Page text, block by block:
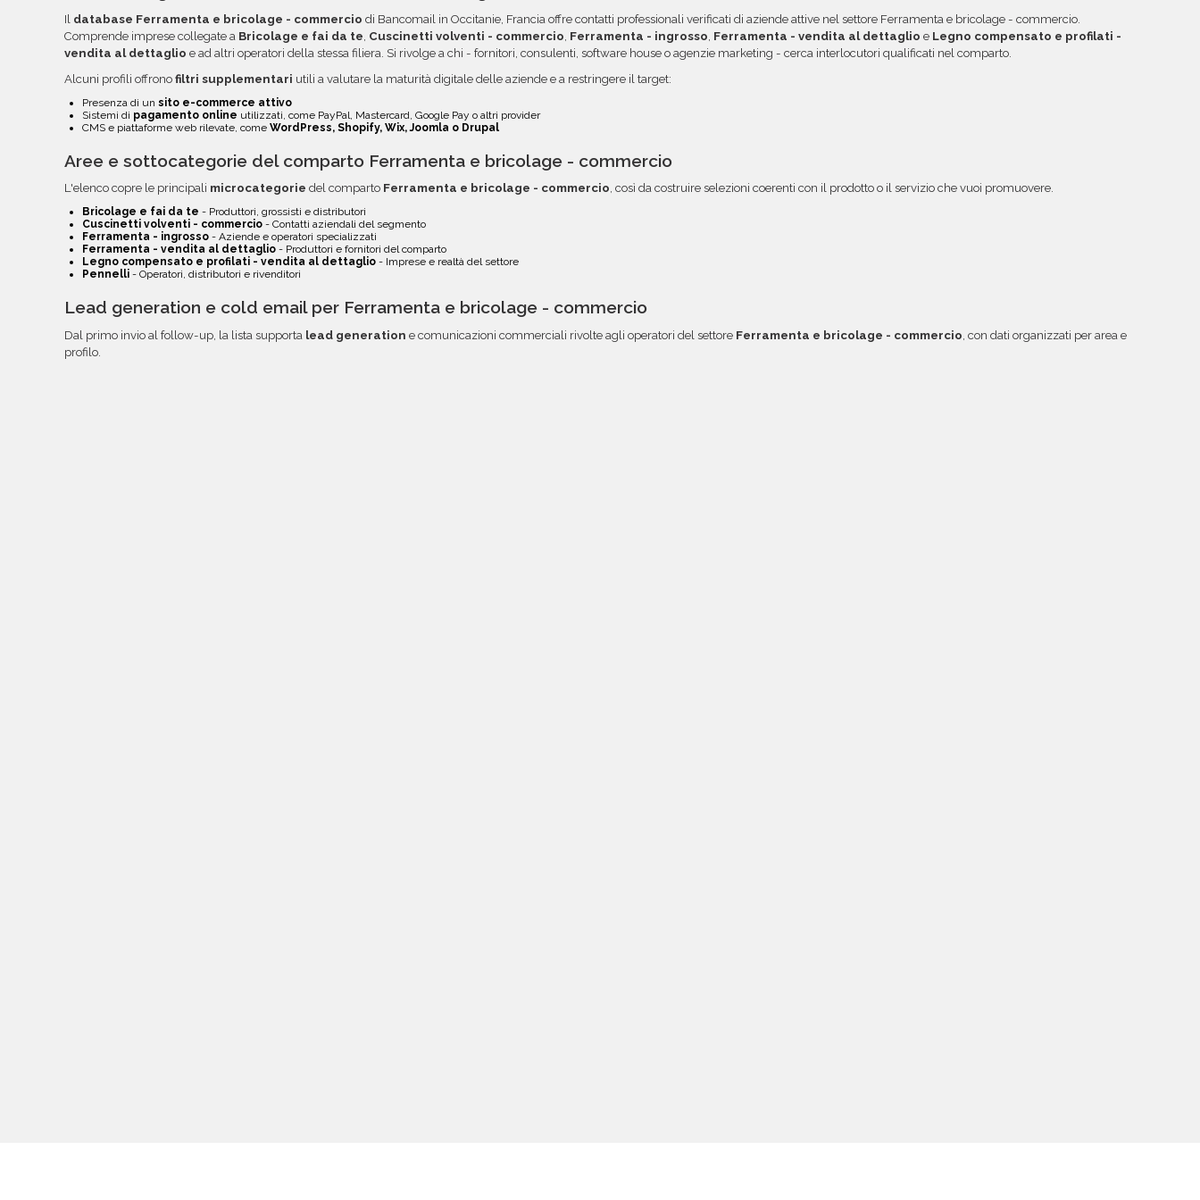
semplificare la lettura, l'ordinamento e l'utilizzo dei dati. Una volta pronti,
troverai file e documentazione nella tua area riservata, con link diretto via
email.
opzione.
Il database Ferramenta e bricolage - commercio di Bancomail in Occitanie, Francia offre contatti professionali verificati di aziende attive nel settore Ferramenta e bricolage - commercio.
Comprende imprese collegate a Bricolage e fai da te Cuscinetti volventi - commercio Ferramenta - ingrosso Ferramenta - vendita al dettaglio e Legno compensato e profilati -
vendita al dettaglio e ad altri operatori della stessa filiera. Si rivolge a chi - fornitori, consulenti, software house o agenzie marketing - cerca interlocutori qualificati nel comparto.
Alcuni profili offrono filtri supplementari utili a valutare la maturità digitale delle aziende e a restringere il target:
Presenza di un sito e-commerce attivo
Sistemi di pagamento online utilizzati, come PayPal, Mastercard, Google Pay o altri provider
CMS e piattaforme web rilevate, come WordPress, Shopify, Wix, Joomla o Drupal
Aree e sottocategorie del comparto Ferramenta e bricolage - commercio
L'elenco copre le principali microcategorie del comparto Ferramenta e bricolage - commercio, così da costruire selezioni coerenti con il prodotto o il servizio che vuoi promuovere.
Bricolage e fai da te - Produttori, grossisti e distributori
Cuscinetti volventi - commercio - Contatti aziendali del segmento
Ferramenta - ingrosso - Aziende e operatori specializzati
Ferramenta - vendita al dettaglio - Produttori e fornitori del comparto
Legno compensato e profilati - vendita al dettaglio - Imprese e realtà del settore
Pennelli - Operatori, distributori e rivenditori
Lead generation e cold email per Ferramenta e bricolage - commercio
Dal primo invio al follow-up, la lista supporta lead generation e comunicazioni commerciali rivolte agli operatori del settore Ferramenta e bricolage - commercio , con dati organizzati per area e
profilo.